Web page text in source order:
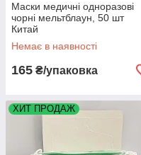
Маски медичні одноразові
чорні мельтблаун, 50 шт
Китай
Немає в наявності
165 ₴/упаковка
ХИТ ПРОДАЖ